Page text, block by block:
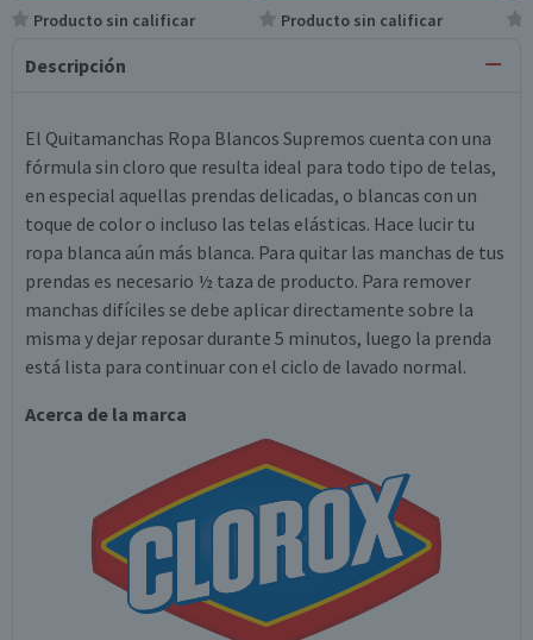
Producto sin calificar Producto sin calificar
Descripción
El Quitamanchas Ropa Blancos Supremos cuenta con una
fórmula sin cloro que resulta ideal para todo tipo de telas,
en especial aquellas prendas delicadas, o blancas con un
toque de color o incluso las telas elásticas. Hace lucir tu
ropa blanca aún más blanca. Para quitar las manchas de tus
prendas es necesario ½ taza de producto. Para remover
manchas difíciles se debe aplicar directamente sobre la
misma y dejar reposar durante 5 minutos, luego la prenda
está lista para continuar con el ciclo de lavado normal.
Acerca de la marca